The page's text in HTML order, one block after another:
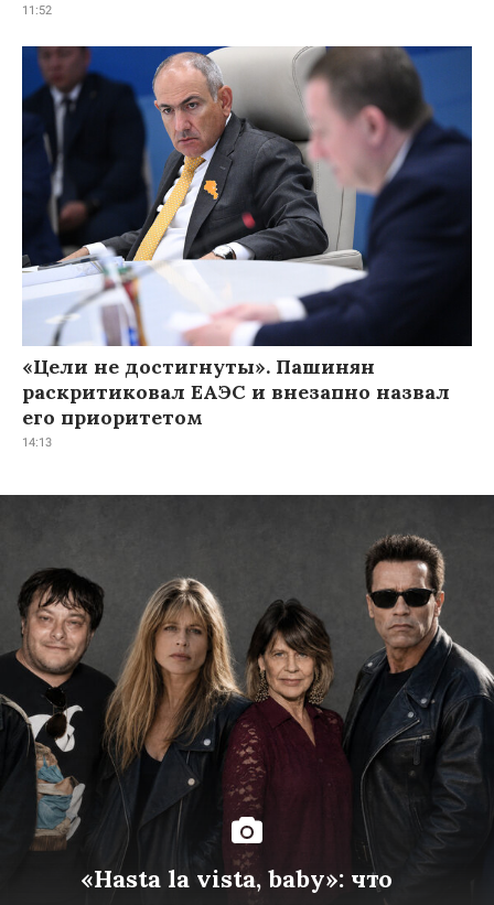
11:52
«Цели не достигнуты». Пашинян
раскритиковал ЕАЭС и внезапно назвал
его приоритетом
14:13
«Hasta la vista, baby»: что